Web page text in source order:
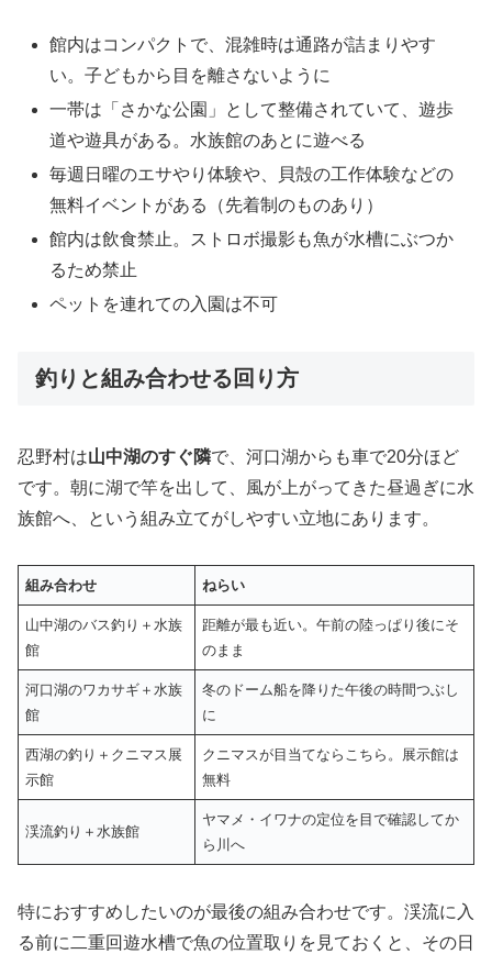
館内はコンパクトで、混雑時は通路が詰まりやす
い。子どもから目を離さないように
一帯は「さかな公園」として整備されていて、遊歩
道や遊具がある。水族館のあとに遊べる
毎週日曜のエサやり体験や、貝殻の工作体験などの
無料イベントがある（先着制のものあり）
館内は飲食禁止。ストロボ撮影も魚が水槽にぶつか
るため禁止
ペットを連れての入園は不可
釣りと組み合わせる回り方
忍野村は山中湖のすぐ隣で、河口湖からも車で20分ほど
です。朝に湖で竿を出して、風が上がってきた昼過ぎに水
族館へ、という組み立てがしやすい立地にあります。
組み合わせ ねらい
山中湖のバス釣り＋水族
館
距離が最も近い。午前の陸っぱり後にそ
のまま
河口湖のワカサギ＋水族
館
冬のドーム船を降りた午後の時間つぶし
に
西湖の釣り＋クニマス展
示館
クニマスが目当てならこちら。展示館は
無料
渓流釣り＋水族館
ヤマメ・イワナの定位を目で確認してか
ら川へ
特におすすめしたいのが最後の組み合わせです。渓流に入
る前に二重回遊水槽で魚の位置取りを見ておくと、その日